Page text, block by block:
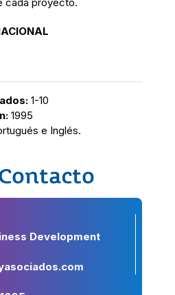
1-10
1995
e Inglés.
Development